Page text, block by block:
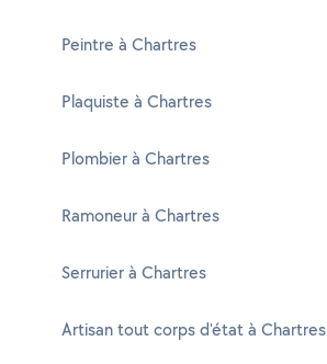
Peintre à Chartres
Plaquiste à Chartres
Plombier à Chartres
Ramoneur à Chartres
Serrurier à Chartres
Artisan tout corps d'état à Chartres